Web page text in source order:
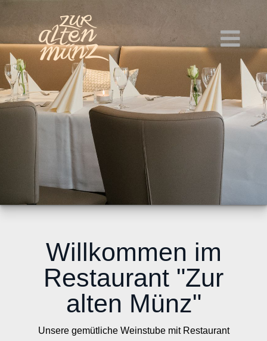
Willkommen im
Restaurant "Zur
alten Münz"
Unsere gemütliche Weinstube mit Restaurant